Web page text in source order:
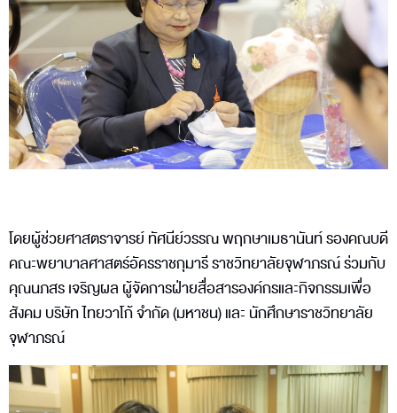
โดยผู้ช่วยศาสตราจารย์ ทัศนีย์วรรณ พฤกษาเมธานันท์ รองคณบดี
คณะพยาบาลศาสตร์อัครราชกุมารี ราชวิทยาลัยจุฬาภรณ์ ร่วมกับ
คุณนภสร เจริญผล ผู้จัดการฝ่ายสื่อสารองค์กรและกิจกรรมเพื่อ
สังคม บริษัท ไทยวาโก้ จำกัด (มหาชน) และ นักศึกษาราชวิทยาลัย
จุฬาภรณ์